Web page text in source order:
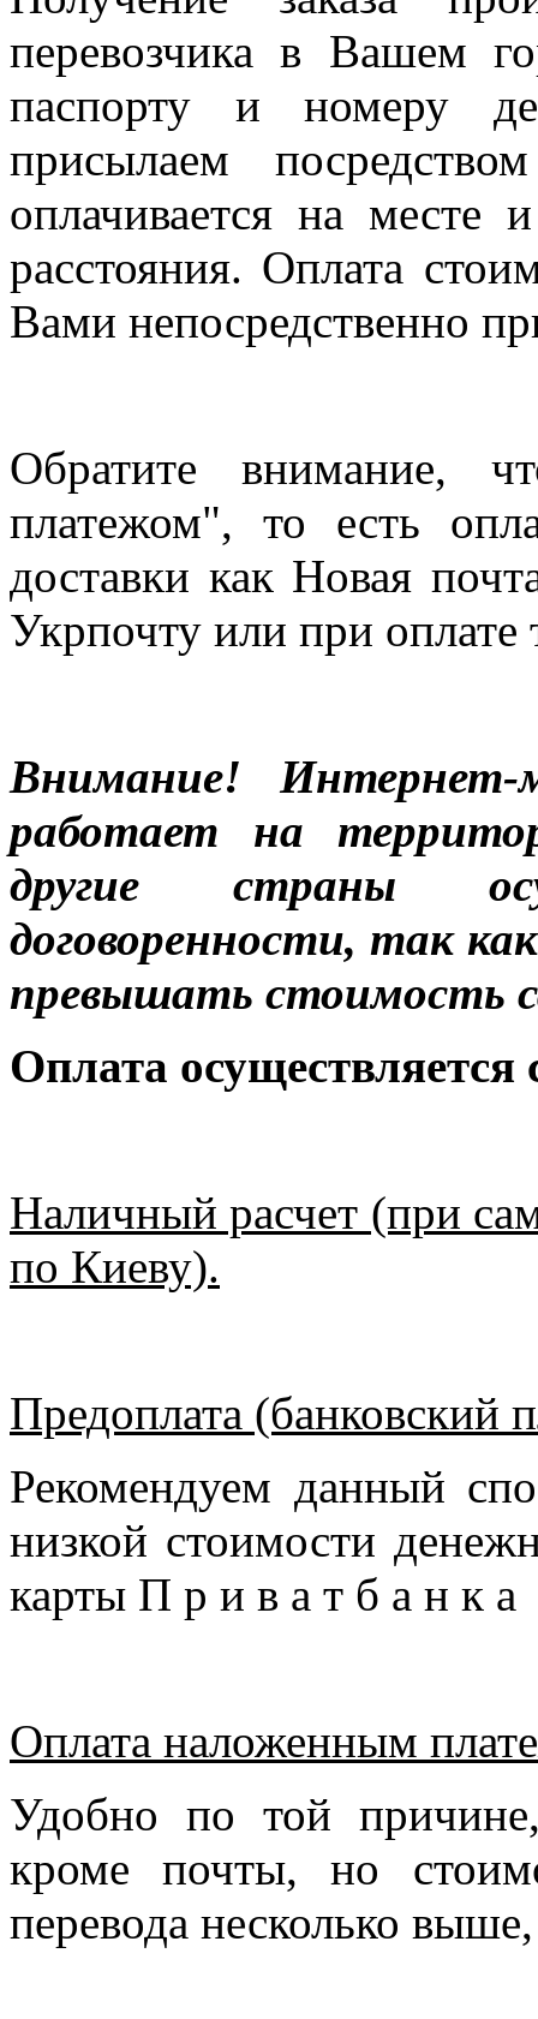
перевозчика в Вашем
паспорту и номеру
присылаем
оплачивается на месте
расстояния. Оплата
Вами непосредственно
Обратите внимание,
платежом", то есть
доставки как Новая
Укрпочту или при оплате
Внимание! Интернет-
работает на
другие страны
договоренности, так
превышать стоимость
Оплата
Наличный расчет (при
по Киеву).
Предоплата (банковский
Рекомендуем данный
низкой стоимости
карты П р и в а т б а н к
Оплата наложенным
Удобно по той
кроме почты, но
перевода несколько